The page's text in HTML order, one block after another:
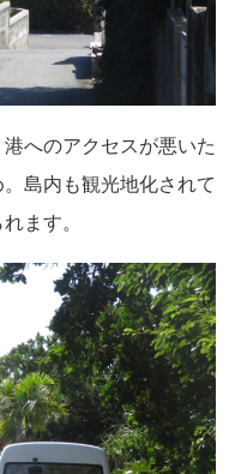
へのアクセスが悪いた
島内も観光地化されて
ます。